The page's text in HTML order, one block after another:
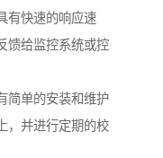
有快速的响应速
馈给监控系统或控
简单的安装和维护
，并进行定期的校